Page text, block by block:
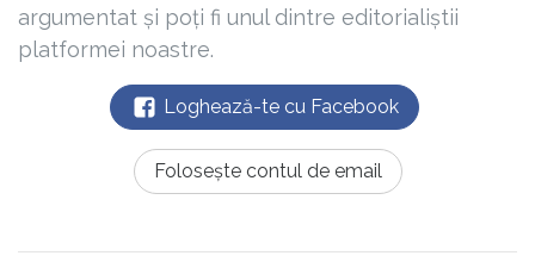
argumentat și poți fi unul dintre editorialiștii
platformei noastre.
Loghează-te cu Facebook
Folosește contul de email